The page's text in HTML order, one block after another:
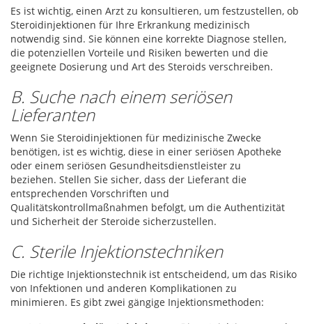
Es ist wichtig, einen Arzt zu konsultieren, um festzustellen, ob
Steroidinjektionen für Ihre Erkrankung medizinisch
notwendig sind. Sie können eine korrekte Diagnose stellen,
die potenziellen Vorteile und Risiken bewerten und die
geeignete Dosierung und Art des Steroids verschreiben.
B. Suche nach einem seriösen
Lieferanten
Wenn Sie Steroidinjektionen für medizinische Zwecke
benötigen, ist es wichtig, diese in einer seriösen Apotheke
oder einem seriösen Gesundheitsdienstleister zu
beziehen. Stellen Sie sicher, dass der Lieferant die
entsprechenden Vorschriften und
Qualitätskontrollmaßnahmen befolgt, um die Authentizität
und Sicherheit der Steroide sicherzustellen.
C. Sterile Injektionstechniken
Die richtige Injektionstechnik ist entscheidend, um das Risiko
von Infektionen und anderen Komplikationen zu
minimieren. Es gibt zwei gängige Injektionsmethoden: